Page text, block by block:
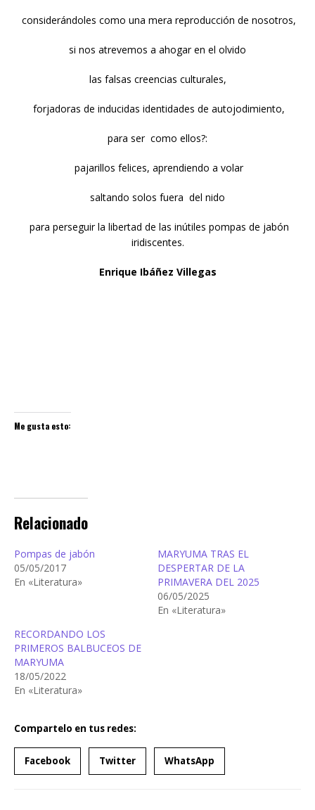
considerándoles como una mera reproducción de nosotros,
si nos atrevemos a ahogar en el olvido
las falsas creencias culturales,
forjadoras de inducidas identidades de autojodimiento,
para ser como ellos?:
pajarillos felices, aprendiendo a volar
saltando solos fuera del nido
para perseguir la libertad de las inútiles pompas de jabón
iridiscentes.
Enrique Ibáñez Villegas
Me gusta esto:
Relacionado
Pompas de jabón
05/05/2017
En «Literatura»
MARYUMA TRAS EL
DESPERTAR DE LA
PRIMAVERA DEL 2025
06/05/2025
En «Literatura»
RECORDANDO LOS
PRIMEROS BALBUCEOS DE
MARYUMA
18/05/2022
En «Literatura»
Compartelo en tus redes:
Facebook Twitter WhatsApp